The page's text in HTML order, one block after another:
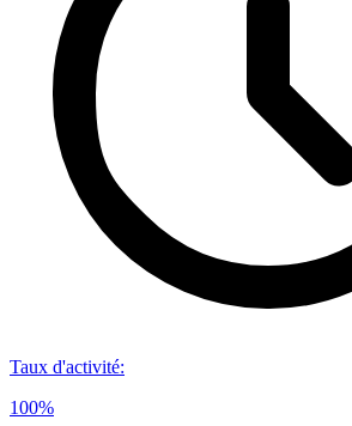
Taux d'activité:
100%